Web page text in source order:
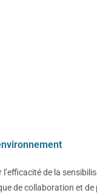
de la
de collaboration et